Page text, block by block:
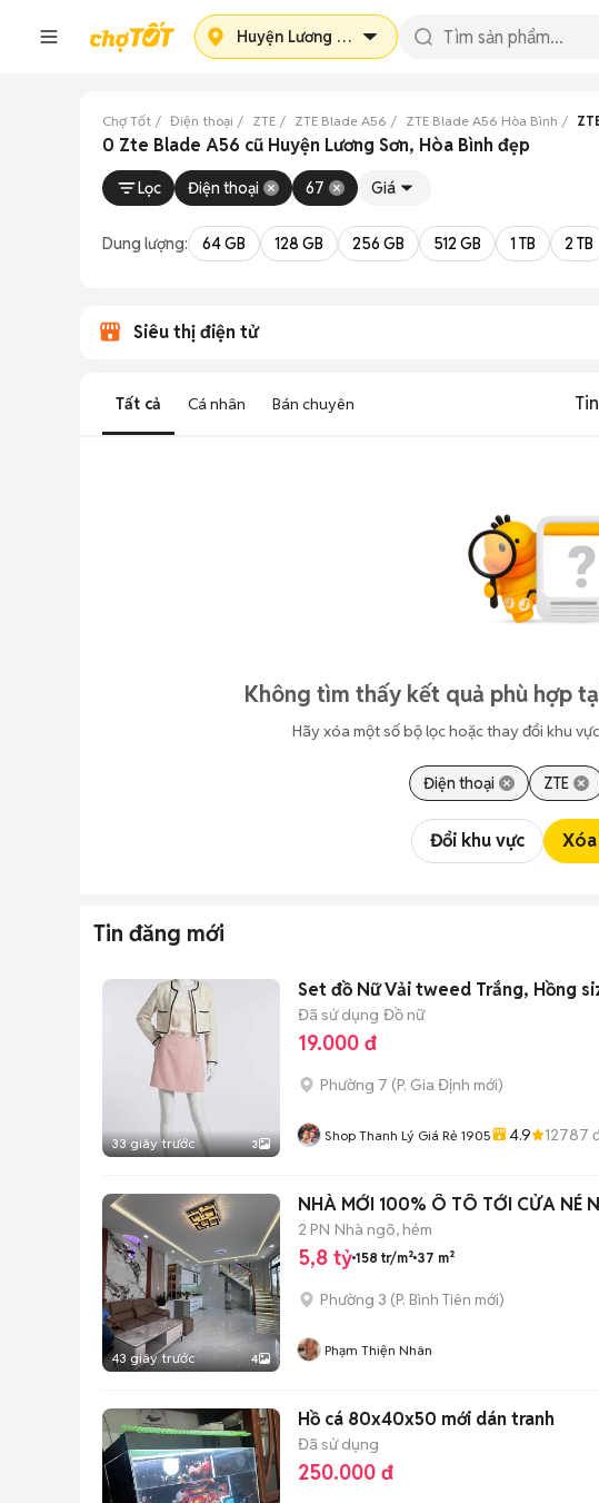
Huyện Lương Sơn
Chợ Tốt Điện thoại ZTE ZTE Blade A56 ZTE Blade A56 Hòa Bình
0 Zte Blade A56 cũ Huyện Lương Sơn, Hòa Bình đẹp
Lọc Điện thoại 67 Giá
Dung lượng: 64 GB 128 GB 256 GB 512 GB 1 TB 2 TB
Siêu thị điện tử
Tất cả Cá nhân Bán chuyên
Không tìm thấy kết quả phù hợp
Hãy xóa một số bộ lọc hoặc thay đổi khu
Điện thoại ZTE
Đổi khu vực
Tin đăng mới
33 giây trước 3
Set đồ Nữ Vải tweed Trắng, Hồng
Đã sử dụng Đồ nữ
19.000 đ
Phường 7 (P. Gia Định mới)
Shop Thanh Lý Giá Rẻ 1905 4.9 12787
43 giây trước 4
NHÀ MỚI 100% Ô TÔ TỚI CỬA NÉ
2 PN Nhà ngõ, hẻm
5,8 tỷ 158 tr/m² 37 m²
Phường 3 (P. Bình Tiên mới)
Phạm Thiện Nhân
Hồ cá 80x40x50 mới dán tranh
Đã sử dụng
250.000 đ